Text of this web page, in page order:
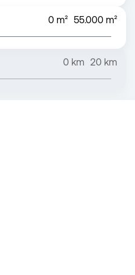
0 m² 55.000 m²
0 km 20 km